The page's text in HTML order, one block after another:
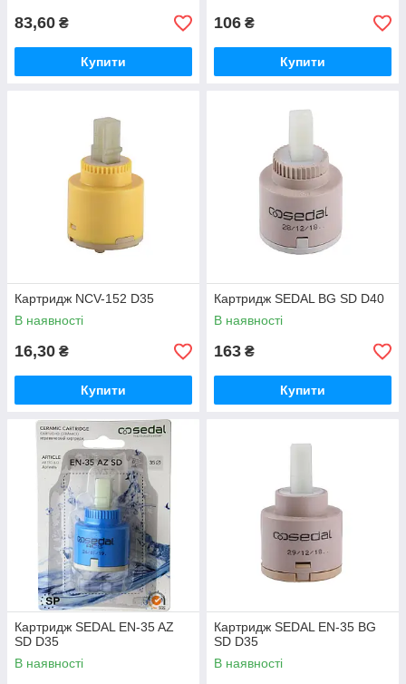
83,60 ₴
Купити
106 ₴
Купити
Картридж NCV-152 D35
В наявності
16,30 ₴
Купити
Картридж SEDAL BG SD D40
В наявності
163 ₴
Купити
Картридж SEDAL EN-35 AZ
SD D35
В наявності
Картридж SEDAL EN-35 BG
SD D35
В наявності